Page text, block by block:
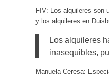
FIV: Los alquileres son
y los alquileres en
Los alquileres
inasequibles,
Manuela Ceresa: